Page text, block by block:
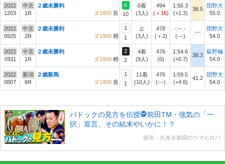
2022
1203
中京
1R
２歳未勝利
ダ1800 良
6
10
6着
(3人)
494
(＋16)
1:56.3
(+1.3)
38.5
団野大
55.0
2022
0925
中京
2R
２歳未勝利
ダ1800 稍
1
1
止
(3人)
478
(＋2)
-:--.-
(---)
---
団野大
54.0
2022
0911
中京
1R
２歳未勝利
ダ1800 稍
2
2
4着
(9人)
476
(0)
1:54.6
(+0.7)
38.3
荻野極
54.0
2022
0807
新潟
6R
２歳新馬
ダ1800 良
1
1
11着
(10人)
476
(---)
1:59.5
(+4.6)
41.2
団野大
54.0
パドックの見方を伝授🕵前田TM・強気の「一
択」宣言、その結末やいかに！？
提供：久光＆前田のウマヒロバ